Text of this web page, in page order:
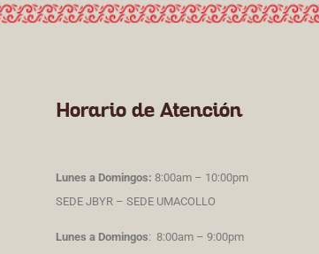
Horario de Atención
Lunes a Domingos: 8:00am – 10:00pm
SEDE JBYR – SEDE UMACOLLO
Lunes a Domingos: 8:00am – 9:00pm